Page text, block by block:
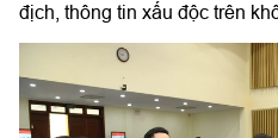
địch, thông tin xấu độc trên